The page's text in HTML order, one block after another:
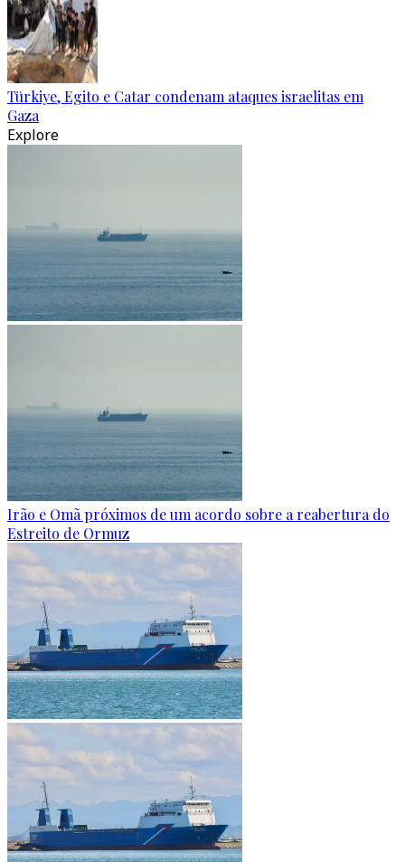
Türkiye, Egito e Catar condenam ataques israelitas em
Gaza
Explore
Irão e Omã próximos de um acordo sobre a reabertura do
Estreito de Ormuz